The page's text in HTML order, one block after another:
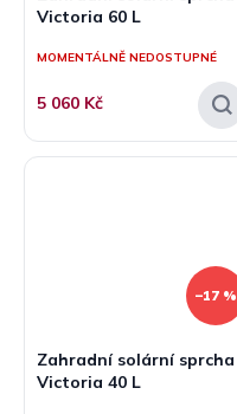
Victoria 60 L
MOMENTÁLNĚ NEDOSTUPNÉ
5 060 Kč
–17 %
Zahradní solární sprcha
Victoria 40 L